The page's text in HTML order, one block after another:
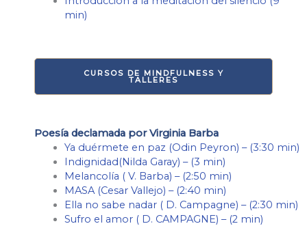
min)
CURSOS DE MINDFULNESS Y
TALLERES
Poesía declamada por Virginia Barba
Ya duérmete en paz (Odin Peyron) – (3:30 min)
Indignidad(Nilda Garay) – (3 min)
Melancolía ( V. Barba) – (2:50 min)
MASA (Cesar Vallejo) – (2:40 min)
Ella no sabe nadar ( D. Campagne) – (2:30 min)
Sufro el amor ( D. CAMPAGNE) – (2 min)